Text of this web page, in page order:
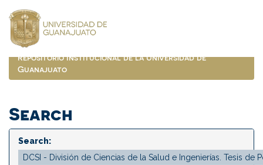
navigation
Repositorio Institucional de la Universidad de
Guanajuato
Search
Search: